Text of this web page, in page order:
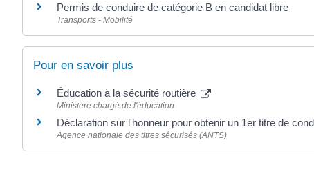
Permis de conduire de catégorie B en candidat libre
Transports - Mobilité
Pour en savoir plus
Éducation à la sécurité routière
Ministère chargé de l'éducation
Déclaration sur l'honneur pour obtenir un 1er titre de
Agence nationale des titres sécurisés (ANTS)